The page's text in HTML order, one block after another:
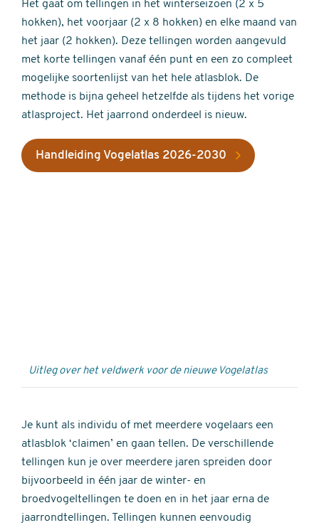
Het gaat om tellingen in het winterseizoen (2 x 5
hokken), het voorjaar (2 x 8 hokken) en elke maand van
het jaar (2 hokken). Deze tellingen worden aangevuld
met korte tellingen vanaf één punt en een zo compleet
mogelijke soortenlijst van het hele atlasblok. De
methode is bijna geheel hetzelfde als tijdens het vorige
atlasproject. Het jaarrond onderdeel is nieuw.
Handleiding Vogelatlas 2026-2030
Uitleg over het veldwerk voor de nieuwe Vogelatlas
Je kunt als individu of met meerdere vogelaars een
atlasblok ‘claimen’ en gaan tellen. De verschillende
tellingen kun je over meerdere jaren spreiden door
bijvoorbeeld in één jaar de winter- en
broedvogeltellingen te doen en in het jaar erna de
jaarrondtellingen. Tellingen kunnen eenvoudig